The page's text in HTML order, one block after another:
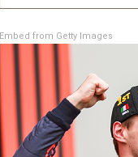
Embed from Getty Images